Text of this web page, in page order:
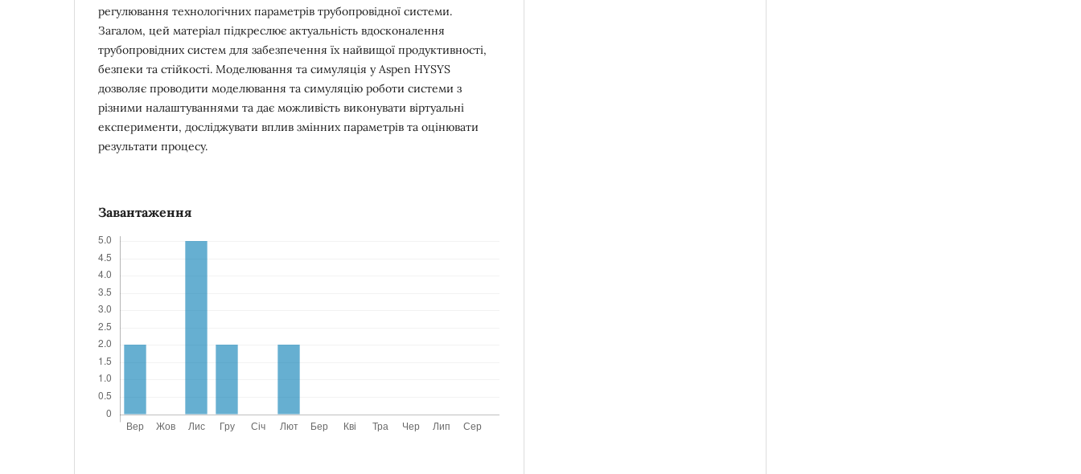
регулювання технологічних параметрів трубопровідної системи.
Загалом, цей матеріал підкреслює актуальність вдосконалення
трубопровідних систем для забезпечення їх найвищої продуктивності,
безпеки та стійкості. Моделювання та симуляція у Aspen HYSYS
дозволяє проводити моделювання та симуляцію роботи системи з
різними налаштуваннями та дає можливість виконувати віртуальні
експерименти, досліджувати вплив змінних параметрів та оцінювати
результати процесу.
Завантаження